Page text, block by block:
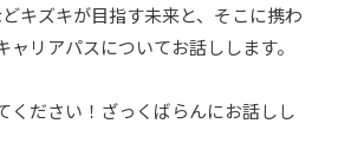
キズキが目指す未来と、そこに携わ
リアパスについてお話しします。
ください！ざっくばらんにお話しし